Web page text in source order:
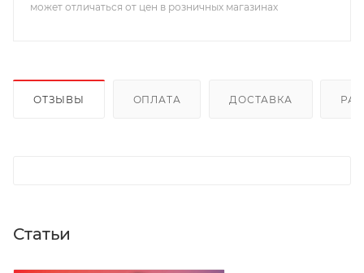
может отличаться от цен в розничных магазинах
ОТЗЫВЫ ОПЛАТА ДОСТАВКА
Статьи